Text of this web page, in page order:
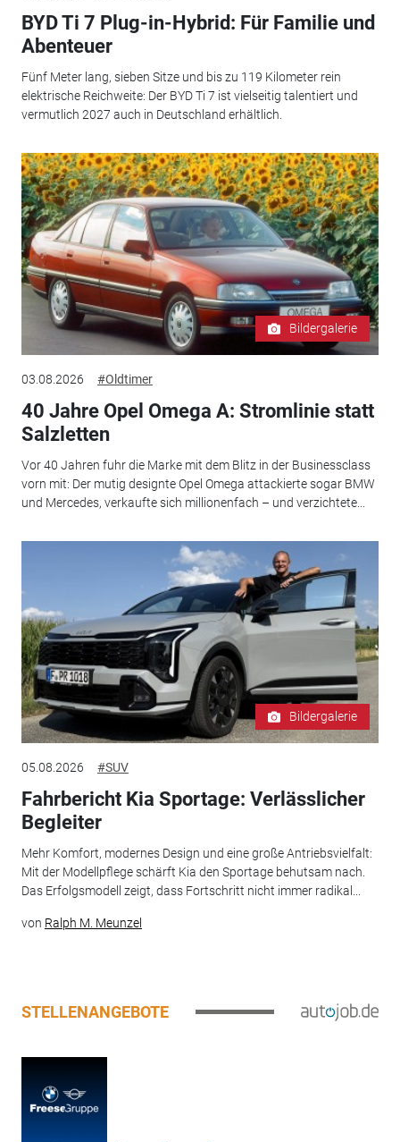
BYD Ti 7 Plug-in-Hybrid: Für Familie und
Abenteuer
Fünf Meter lang, sieben Sitze und bis zu 119 Kilometer rein
elektrische Reichweite: Der BYD Ti 7 ist vielseitig talentiert und
vermutlich 2027 auch in Deutschland erhältlich.
Bildergalerie
03.08.2026 #Oldtimer
40 Jahre Opel Omega A: Stromlinie statt
Salzletten
Vor 40 Jahren fuhr die Marke mit dem Blitz in der Businessclass
vorn mit: Der mutig designte Opel Omega attackierte sogar BMW
und Mercedes, verkaufte sich millionenfach – und verzichtete...
Bildergalerie
05.08.2026 #SUV
Fahrbericht Kia Sportage: Verlässlicher
Begleiter
Mehr Komfort, modernes Design und eine große Antriebsvielfalt:
Mit der Modellpflege schärft Kia den Sportage behutsam nach.
Das Erfolgsmodell zeigt, dass Fortschritt nicht immer radikal...
von Ralph M. Meunzel
STELLENANGEBOTE